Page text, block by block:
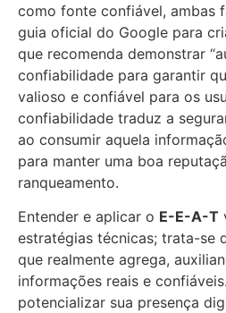
como fonte confiável, ambas
guia oficial do Google para
que recomenda demonstrar
confiabilidade para garantir
valioso e confiável para os
confiabilidade traduz a
ao consumir aquela
para manter uma boa
ranqueamento.
Entender e aplicar o E-E-A-T
estratégias técnicas; trata-se
que realmente agrega,
informações reais e
potencializar sua presença